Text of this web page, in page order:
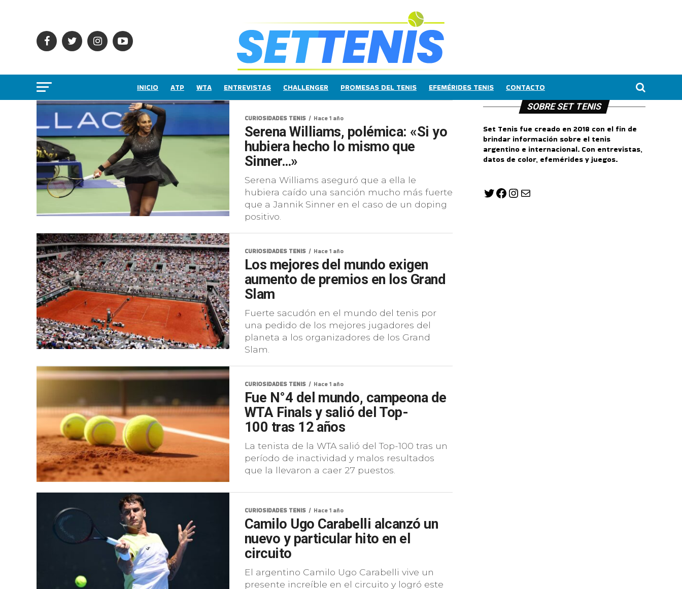
INICIO ATP WTA ENTREVISTAS CHALLENGER PROMESAS DEL TENIS EFEMÉRIDES TENIS CONTACTO
CURIOSIDADES TENIS Hace 1 año
Serena Williams, polémica: «Si yo
hubiera hecho lo mismo que
Sinner…»
Serena Williams aseguró que a ella le
hubiera caído una sanción mucho más fuerte
que a Jannik Sinner en el caso de un doping
positivo.
CURIOSIDADES TENIS Hace 1 año
Los mejores del mundo exigen
aumento de premios en los Grand
Slam
Fuerte sacudón en el mundo del tenis por
una pedido de los mejores jugadores del
planeta a los organizadores de los Grand
Slam.
CURIOSIDADES TENIS Hace 1 año
Fue N°4 del mundo, campeona de
WTA Finals y salió del Top-
100 tras 12 años
La tenista de la WTA salió del Top-100 tras un
período de inactividad y malos resultados
que la llevaron a caer 27 puestos.
CURIOSIDADES TENIS Hace 1 año
Camilo Ugo Carabelli alcanzó un
nuevo y particular hito en el
circuito
El argentino Camilo Ugo Carabelli vive un
presente increíble en el circuito y logró este
SOBRE SET TENIS
Set Tenis fue creado en 2018 con el fin de
brindar información sobre el tenis
argentino e internacional. Con entrevistas,
datos de color, efemérides y juegos.
Twitter
Facebook
Instagram
Correo electrónico